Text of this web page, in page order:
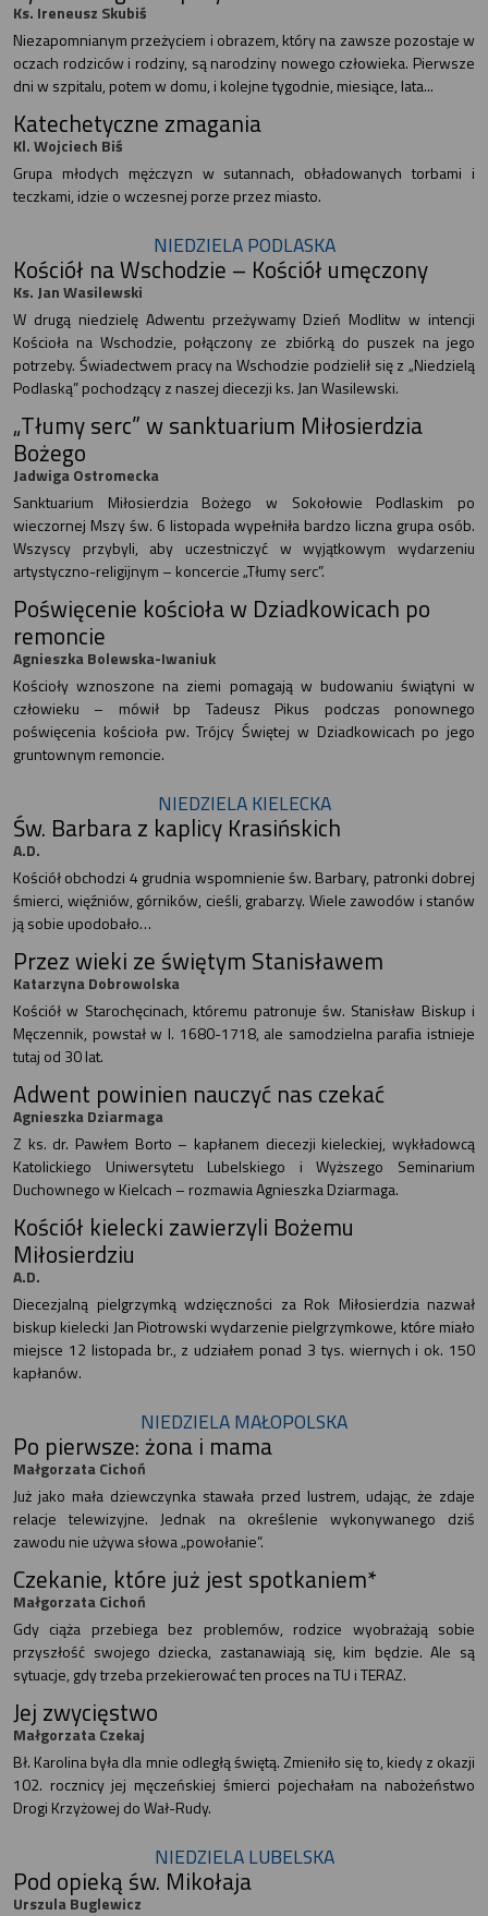
Ks. Ireneusz Skubiś
Niezapomnianym przeżyciem i obrazem, który na zawsze pozostaje w
oczach rodziców i rodziny, są narodziny nowego człowieka. Pierwsze
dni w szpitalu, potem w domu, i kolejne tygodnie, miesiące, lata...
Katechetyczne zmagania
Kl. Wojciech Biś
Grupa młodych mężczyzn w sutannach, obładowanych torbami i
teczkami, idzie o wczesnej porze przez miasto.
NIEDZIELA PODLASKA
Kościół na Wschodzie – Kościół umęczony
Ks. Jan Wasilewski
W drugą niedzielę Adwentu przeżywamy Dzień Modlitw w intencji
Kościoła na Wschodzie, połączony ze zbiórką do puszek na jego
potrzeby. Świadectwem pracy na Wschodzie podzielił się z „Niedzielą
Podlaską” pochodzący z naszej diecezji ks. Jan Wasilewski.
„Tłumy serc” w sanktuarium Miłosierdzia
Bożego
Jadwiga Ostromecka
Sanktuarium Miłosierdzia Bożego w Sokołowie Podlaskim po
wieczornej Mszy św. 6 listopada wypełniła bardzo liczna grupa osób.
Wszyscy przybyli, aby uczestniczyć w wyjątkowym wydarzeniu
artystyczno-religijnym – koncercie „Tłumy serc”.
Poświęcenie kościoła w Dziadkowicach po
remoncie
Agnieszka Bolewska-Iwaniuk
Kościoły wznoszone na ziemi pomagają w budowaniu świątyni w
człowieku – mówił bp Tadeusz Pikus podczas ponownego
poświęcenia kościoła pw. Trójcy Świętej w Dziadkowicach po jego
gruntownym remoncie.
NIEDZIELA KIELECKA
Św. Barbara z kaplicy Krasińskich
A.D.
Kościół obchodzi 4 grudnia wspomnienie św. Barbary, patronki dobrej
śmierci, więźniów, górników, cieśli, grabarzy. Wiele zawodów i stanów
ją sobie upodobało…
Przez wieki ze świętym Stanisławem
Katarzyna Dobrowolska
Kościół w Starochęcinach, któremu patronuje św. Stanisław Biskup i
Męczennik, powstał w l. 1680-1718, ale samodzielna parafia istnieje
tutaj od 30 lat.
Adwent powinien nauczyć nas czekać
Agnieszka Dziarmaga
Z ks. dr. Pawłem Borto – kapłanem diecezji kieleckiej, wykładowcą
Katolickiego Uniwersytetu Lubelskiego i Wyższego Seminarium
Duchownego w Kielcach – rozmawia Agnieszka Dziarmaga.
Kościół kielecki zawierzyli Bożemu
Miłosierdziu
A.D.
Diecezjalną pielgrzymką wdzięczności za Rok Miłosierdzia nazwał
biskup kielecki Jan Piotrowski wydarzenie pielgrzymkowe, które miało
miejsce 12 listopada br., z udziałem ponad 3 tys. wiernych i ok. 150
kapłanów.
NIEDZIELA MAŁOPOLSKA
Po pierwsze: żona i mama
Małgorzata Cichoń
Już jako mała dziewczynka stawała przed lustrem, udając, że zdaje
relacje telewizyjne. Jednak na określenie wykonywanego dziś
zawodu nie używa słowa „powołanie”.
Czekanie, które już jest spotkaniem*
Małgorzata Cichoń
Gdy ciąża przebiega bez problemów, rodzice wyobrażają sobie
przyszłość swojego dziecka, zastanawiają się, kim będzie. Ale są
sytuacje, gdy trzeba przekierować ten proces na TU i TERAZ.
Jej zwycięstwo
Małgorzata Czekaj
Bł. Karolina była dla mnie odległą świętą. Zmieniło się to, kiedy z okazji
102. rocznicy jej męczeńskiej śmierci pojechałam na nabożeństwo
Drogi Krzyżowej do Wał-Rudy.
NIEDZIELA LUBELSKA
Pod opieką św. Mikołaja
Urszula Buglewicz